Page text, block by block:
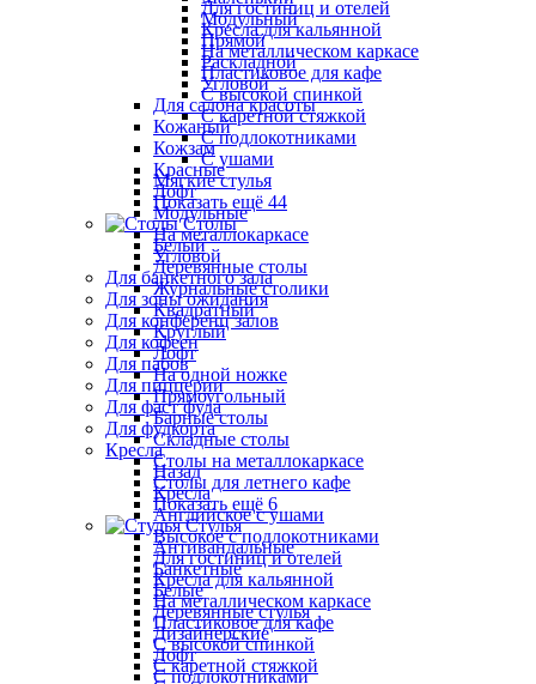
Для гостиниц и отелей
Кресла для кальянной
На металлическом каркасе
Пластиковое для кафе
С высокой спинкой
С каретной стяжкой
С подлокотниками
С ушами
Мягкие стулья
Показать ещё 44
Столы
Белый
Деревянные столы
Журнальные столики
Квадратный
Круглый
Лофт
На одной ножке
Прямоугольный
Барные столы
Складные столы
Столы на металлокаркасе
Столы для летнего кафе
Показать ещё 6
Стулья
Антивандальные
Банкетные
Белые
Деревянные стулья
Дизайнерские
Лофт
С подлокотниками
Модульный
Прямой
Раскладной
Угловой
Для салона красоты
Кожаный
Кожзам
Красные
Лофт
Модульные
На металлокаркасе
Угловой
Для банкетного зала
Для зоны ожидания
Для конференц залов
Для кофеен
Для пабов
Для пиццерии
Для фаст фуда
Для фудкорта
Кресла
Назад
Кресла
Английское с ушами
Высокое с подлокотниками
Для гостиниц и отелей
Кресла для кальянной
На металлическом каркасе
Пластиковое для кафе
С высокой спинкой
С каретной стяжкой